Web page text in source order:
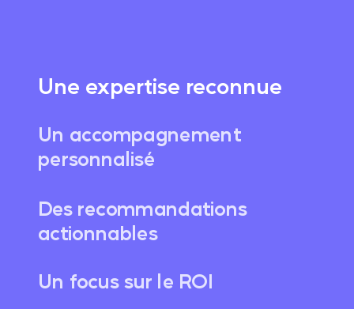
Une expertise reconnue
Un accompagnement
personnalisé
Des recommandations
actionnables
Un focus sur le ROI